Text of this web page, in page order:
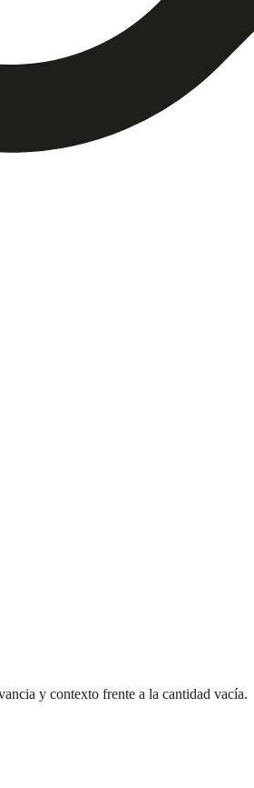
y contexto frente a la cantidad vacía.